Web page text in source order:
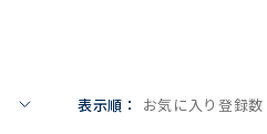
表示順： お気に入り登録数